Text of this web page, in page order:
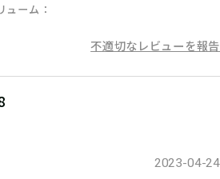
ューム
不適切なレビューを報告
2023-04-24